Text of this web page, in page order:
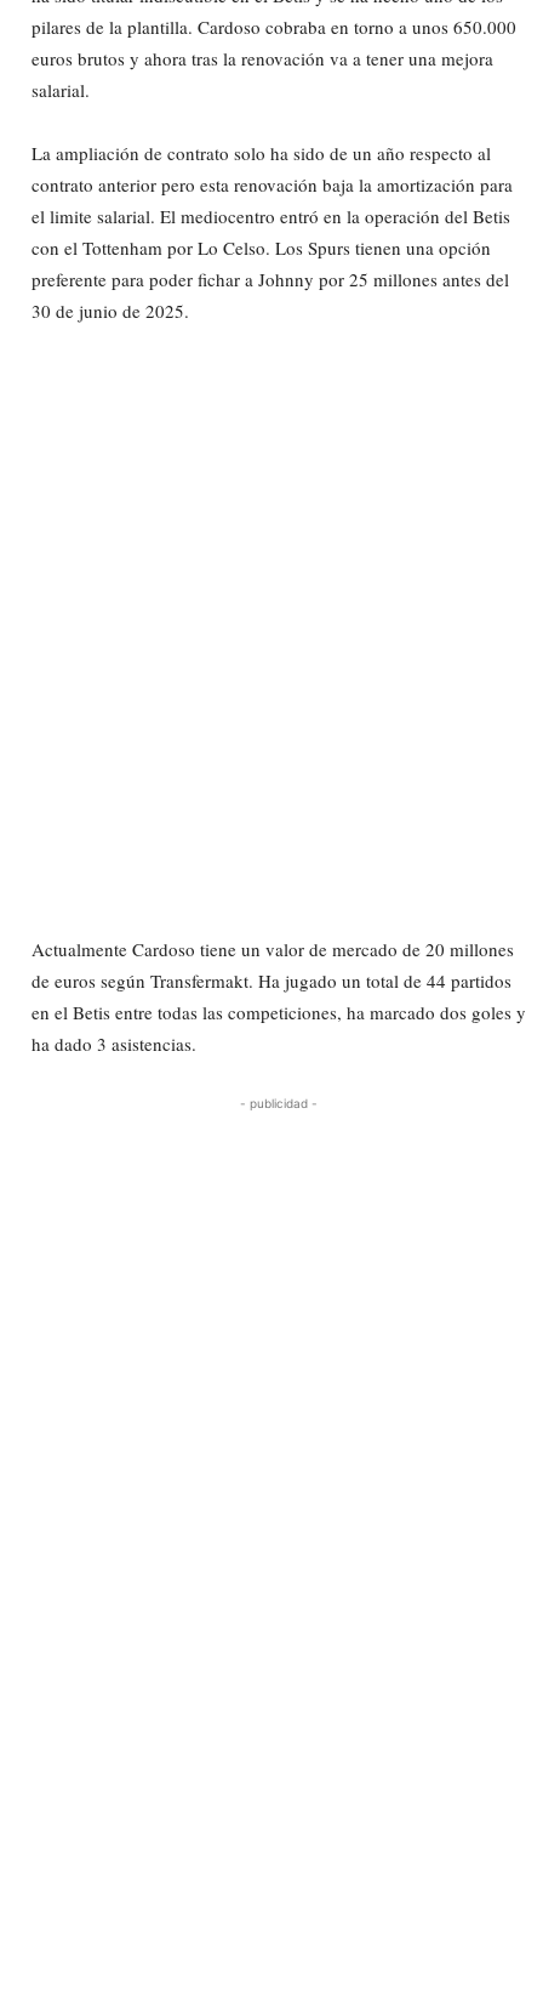
pilares de la plantilla. Cardoso cobraba en torno a unos 650.000
euros brutos y ahora tras la renovación va a tener una mejora
salarial.
La ampliación de contrato solo ha sido de un año respecto al
contrato anterior pero esta renovación baja la amortización para
el limite salarial. El mediocentro entró en la operación del Betis
con el Tottenham por Lo Celso. Los Spurs tienen una opción
preferente para poder fichar a Johnny por 25 millones antes del
30 de junio de 2025.
Actualmente Cardoso tiene un valor de mercado de 20 millones
de euros según Transfermakt. Ha jugado un total de 44 partidos
en el Betis entre todas las competiciones, ha marcado dos goles y
ha dado 3 asistencias.
- publicidad -